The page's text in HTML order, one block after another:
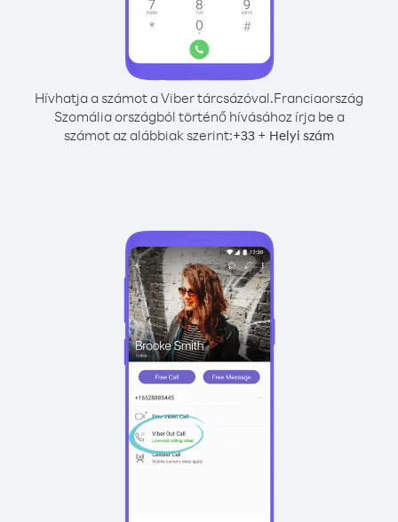
Hívhatja a számot a Viber tárcsázóval.Franciaország
Szomália országból történő hívásához írja be a
számot az alábbiak szerint:+33 + Helyi szám